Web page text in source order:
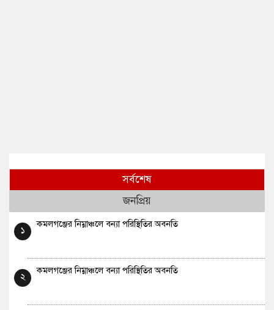
সর্বশেষ
জনপ্রিয়
১
কমলগঞ্জের নিম্নাঞ্চলে বন্যা পরিস্থিতির অবনতি
২
কমলগঞ্জের নিম্নাঞ্চলে বন্যা পরিস্থিতির অবনতি